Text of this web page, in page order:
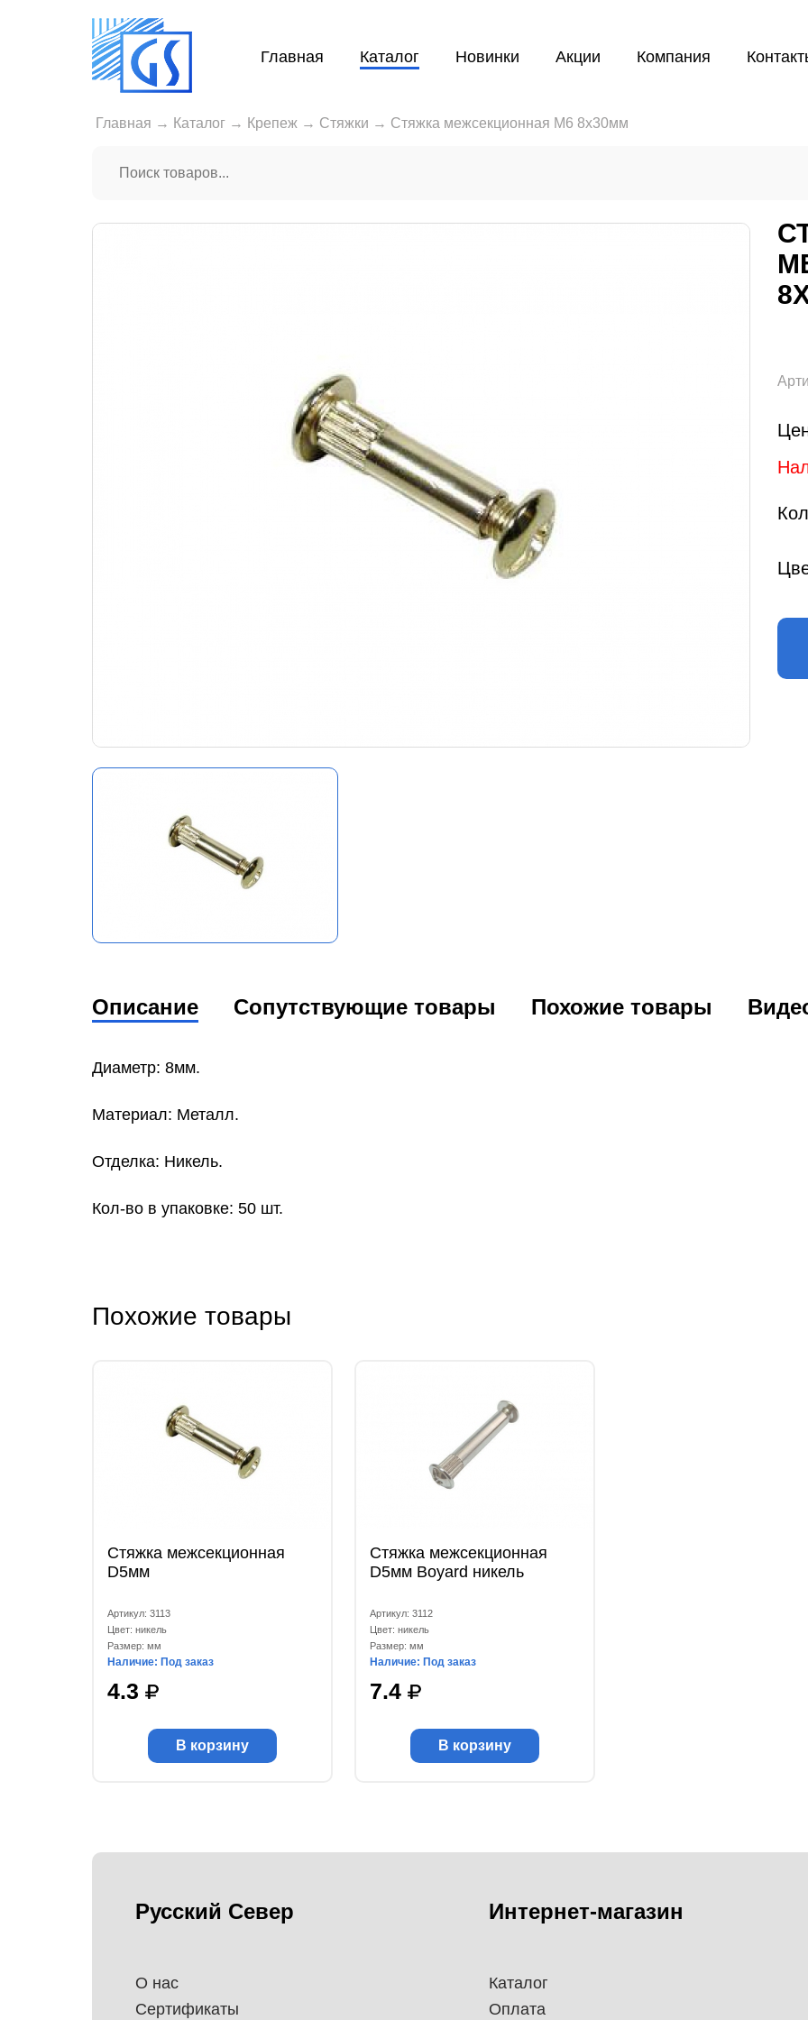
Главная Каталог Новинки Акции Компания
Главная → Каталог → Крепеж → Стяжки → Стяжка межсекционная M6 8x30мм
Описание Сопутствующие товары Похожие товары
Диаметр: 8мм.
Материал: Металл.
Отделка: Никель.
Кол-во в упаковке: 50 шт.
Похожие товары
Стяжка межсекционная
D5мм
Артикул: 3113
Цвет: никель
Размер: мм
Наличие: Под заказ
4.3
В корзину
Стяжка межсекционная
D5мм Boyard никель
Артикул: 3112
Цвет: никель
Размер: мм
Наличие: Под заказ
7.4
В корзину
Русский Север
О нас
Сертификаты
Интернет-магазин
Каталог
Оплата